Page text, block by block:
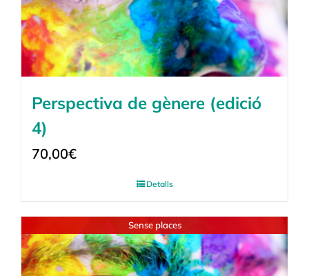
Perspectiva de gènere (edició
4)
70,00€
Detalls
Sense places